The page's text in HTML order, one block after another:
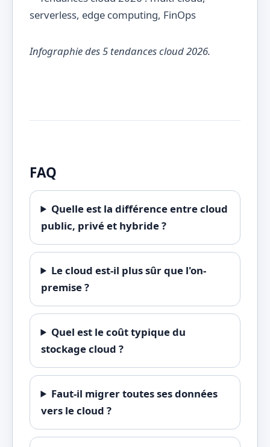
Infographie des 5 tendances cloud 2026.
FAQ
Quelle est la différence entre cloud
public, privé et hybride ?
Le cloud est-il plus sûr que l'on-
premise ?
Quel est le coût typique du
stockage cloud ?
Faut-il migrer toutes ses données
vers le cloud ?